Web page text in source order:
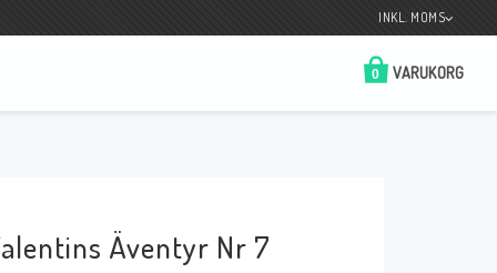
INKL. MOMS
VARUKORG
0
Betala enkelt i förskott till konto i Nordea
Äventyr Nr 7